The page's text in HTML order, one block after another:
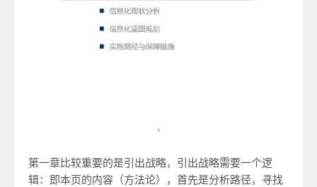
第一章比较重要的是引出战略，引出战略需要一个逻
辑：即本页的内容（方法论），首先是分析路径，寻找